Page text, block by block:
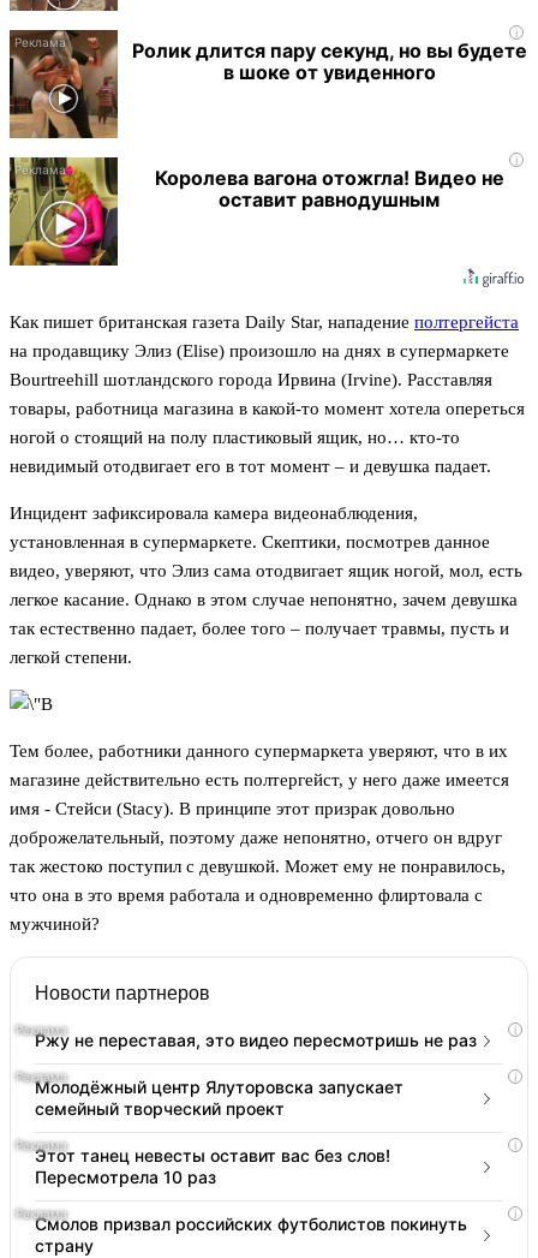
i
Ролик длится пару секунд, но вы будете
в шоке от увиденного
i
Королева вагона отожгла! Видео не
оставит равнодушным
Как пишет британская газета Daily Star, нападение полтергейста
на продавщику Элиз (Elise) произошло на днях в супермаркете
Bourtreehill шотландского города Ирвина (Irvine). Расставляя
товары, работница магазина в какой-то момент хотела опереться
ногой о стоящий на полу пластиковый ящик, но… кто-то
невидимый отодвигает его в тот момент – и девушка падает.
Инцидент зафиксировала камера видеонаблюдения,
установленная в супермаркете. Скептики, посмотрев данное
видео, уверяют, что Элиз сама отодвигает ящик ногой, мол, есть
легкое касание. Однако в этом случае непонятно, зачем девушка
так естественно падает, более того – получает травмы, пусть и
легкой степени.
Тем более, работники данного супермаркета уверяют, что в их
магазине действительно есть полтергейст, у него даже имеется
имя - Стейси (Stacy). В принципе этот призрак довольно
доброжелательный, поэтому даже непонятно, отчего он вдруг
так жестоко поступил с девушкой. Может ему не понравилось,
что она в это время работала и одновременно флиртовала с
мужчиной?
Новости партнеров
i
Ржу не переставая, это видео пересмотришь не раз
i
Молодёжный центр Ялуторовска запускает
семейный творческий проект
i
Этот танец невесты оставит вас без слов!
Пересмотрела 10 раз
i
Смолов призвал российских футболистов покинуть
страну